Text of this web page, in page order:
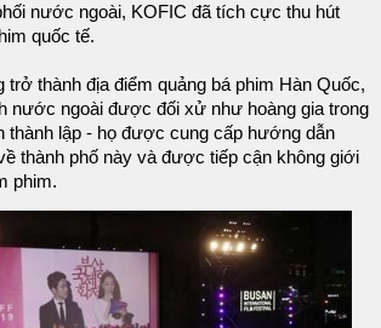
nước ngoài, KOFIC đã tích cực thu hút
quốc tế.
trở thành địa điểm quảng bá phim Hàn Quốc,
nước ngoài được đối xử như hoàng gia trong
thành lập - họ được cung cấp hướng dẫn
thành phố này và được tiếp cận không giới
phim.